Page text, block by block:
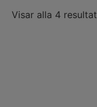
Visar alla 4 resultat